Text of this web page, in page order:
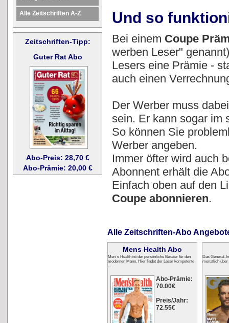
Alle Zeitschriften A-Z
Zeitschriften-Tipp:
Guter Rat Abo
Abo-Preis: 28,70 €
Abo-Prämie: 20,00 €
Und so
Bei einem Coupe
werben Leser"
Lesers eine Prämie -
auch einen
Der Werber muss
sein. Er kann sogar im
So können Sie
Werber angeben.
Immer öfter wird auch
Abonnent erhält die
Einfach oben auf den
Coupe abonnieren.
Alle Zeitschriften-Abo
Mens Health Abo
Men´s Health ist der persönliche Berater für den
modernen Mann. Hier findet der Leser kompetente
...
Abo-Prämie:
70.00€
Preis/Jahr:
72.55€
Das General-
monatlich über